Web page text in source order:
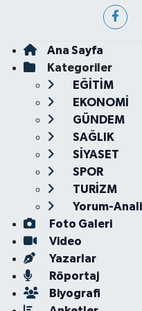
Ana Sayfa
Kategoriler
EĞİTİM
EKONOMİ
GÜNDEM
SAĞLIK
SİYASET
SPOR
TURİZM
Yorum-
Foto Galeri
Video
Yazarlar
Röportaj
Biyografi